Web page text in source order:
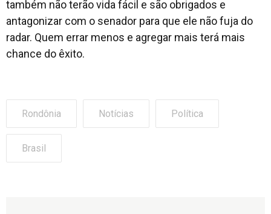
também não terão vida fácil e são obrigados e
antagonizar com o senador para que ele não fuja do
radar. Quem errar menos e agregar mais terá mais
chance do êxito.
Rondônia Notícias Política
Brasil